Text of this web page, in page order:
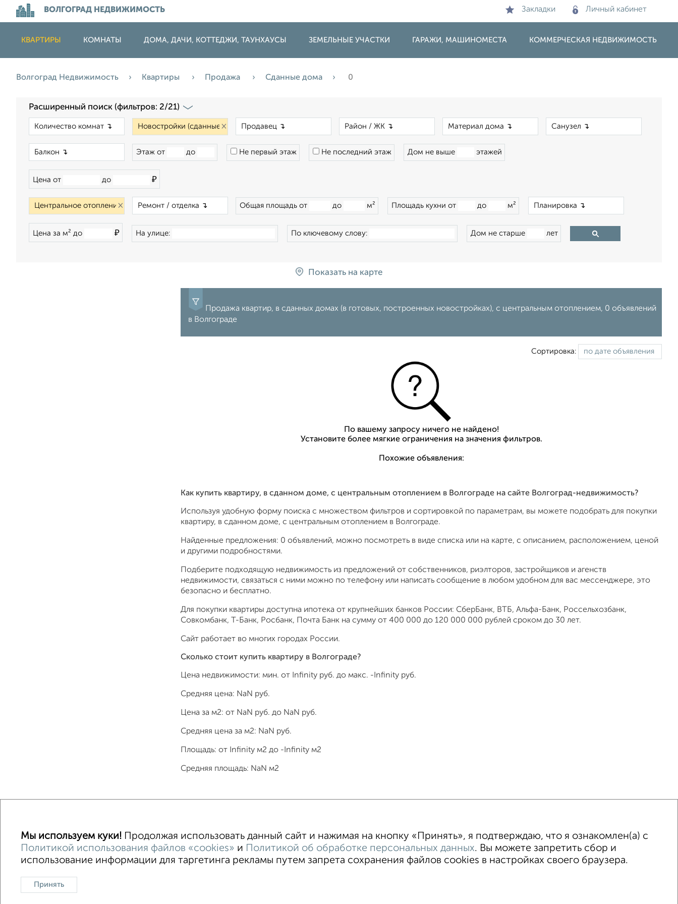
ВОЛГОГРАД НЕДВИЖИМОСТЬ Закладки Личный кабинет
КВАРТИРЫ КОМНАТЫ ДОМА, ДАЧИ, КОТТЕДЖИ, ТАУНХАУСЫ ЗЕМЕЛЬНЫЕ УЧАСТКИ ГАРАЖИ, МАШИНОМЕСТА КОММЕРЧЕСКАЯ НЕДВИЖИМОСТЬ
Волгоград Недвижимость Квартиры Продажа Сданные дома 0
Расширенный поиск (фильтров: 2/21)
×
Этаж от до Не первый этаж Не последний этаж Дом не выше этажей
Цена от до ₽
× Общая площадь от до м² Площадь кухни от до м²
Цена за м² до ₽ На улице: По ключевому слову: Дом не старше лет
Показать на карте
Продажа квартир, в сданных домах (в готовых, построенных новостройках), с центральным отоплением, 0 объявлений
в Волгограде
Сортировка:
По вашему запросу ничего не найдено!
Установите более мягкие ограничения на значения фильтров.
Похожие объявления:
Как купить квартиру, в сданном доме, с центральным отоплением в Волгограде на сайте Волгоград-недвижимость?
Используя удобную форму поиска с множеством фильтров и сортировкой по параметрам, вы можете подобрать для покупки
квартиру, в сданном доме, с центральным отоплением в Волгограде.
Найденные предложения: 0 объявлений, можно посмотреть в виде списка или на карте, с описанием, расположением, ценой
и другими подробностями.
Подберите подходящую недвижимость из предложений от собственников, риэлторов, застройщиков и агенств
недвижимости, связаться с ними можно по телефону или написать сообщение в любом удобном для вас мессенджере, это
безопасно и бесплатно.
Для покупки квартиры доступна ипотека от крупнейших банков России: СберБанк, ВТБ, Альфа-Банк, Россельхозбанк,
Совкомбанк, Т-Банк, Росбанк, Почта Банк на сумму от 400 000 до 120 000 000 рублей сроком до 30 лет.
Сайт работает во многих городах России.
Сколько стоит купить квартиру в Волгограде?
Цена недвижимости: мин. от Infinity руб. до макс. -Infinity руб.
Средняя цена: NaN руб.
Цена за м2: от NaN руб. до NaN руб.
Средняя цена за м2: NaN руб.
Площадь: от Infinity м2 до -Infinity м2
Средняя площадь: NaN м2
В новостройке В строящемся доме В новом доме
Контакты Политика конфиденциальности Пользовательское соглашение Волгоград, улица Огарёва 15 © 2015–2026 Сайт-доска объявлений недвижимости
О проекте
Мы используем куки! Продолжая использовать данный сайт и нажимая на кнопку «Принять», я подтверждаю, что я ознакомлен(а) с
Политикой использования файлов «cookies» и Политикой об обработке персональных данных. Вы можете запретить сбор и
использование информации для таргетинга рекламы путем запрета сохранения файлов cookies в настройках своего браузера.
Принять